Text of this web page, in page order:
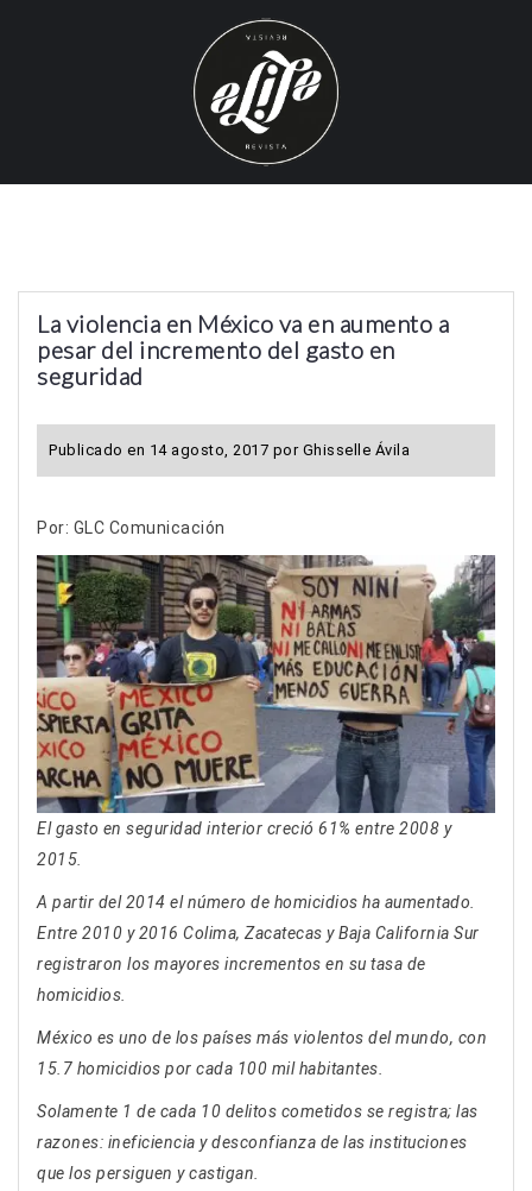
La violencia en México va en aumento a
pesar del incremento del gasto en
seguridad
Publicado en 14 agosto, 2017 por Ghisselle Ávila
Por: GLC Comunicación
El gasto en seguridad interior creció 61% entre 2008 y
2015.
A partir del 2014 el número de homicidios ha aumentado.
Entre 2010 y 2016 Colima, Zacatecas y Baja California Sur
registraron los mayores incrementos en su tasa de
homicidios.
México es uno de los países más violentos del mundo, con
15.7 homicidios por cada 100 mil habitantes.
Solamente 1 de cada 10 delitos cometidos se registra; las
razones: ineficiencia y desconfianza de las instituciones
que los persiguen y castigan.